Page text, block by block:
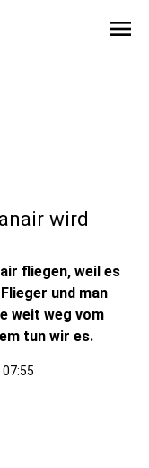
menu
wird
fliegen, weil es
und man
weit weg vom
tun wir es.